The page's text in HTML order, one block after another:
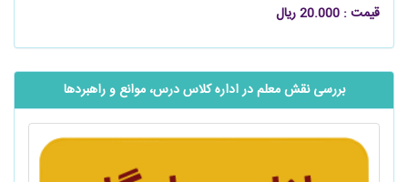
قیمت : 20.000 ریال
بررسی نقش معلم در اداره کلاس درس، موانع و راهبردها